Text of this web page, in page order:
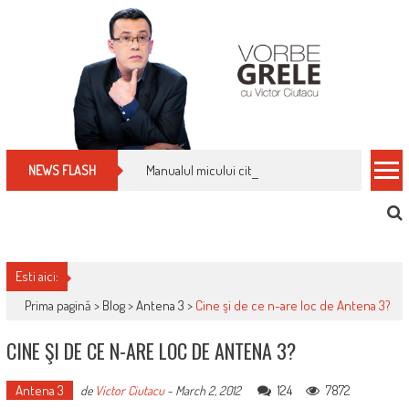
NEWS FLASH Manualul micului cititor de facturi: nu plăti
Esti aici:
Prima pagină > Blog>Antena 3 > Cine şi de ce n-are loc de Antena 3?
CINE ŞI DE CE N-ARE LOC DE ANTENA 3?
Antena 3 de Victor Ciutacu- March 2, 2012 124 7872